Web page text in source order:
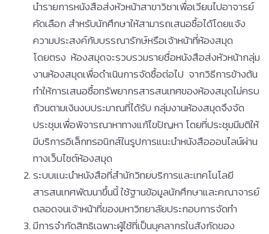
นำรายการหนังสือส่งหัวหน้าสาขาวิชาเพื่อเวียนไปอาจารย์
คัดเลือก สำหรับนักศึกษาให้สามารถเสนอซื้อได้โดยแจ้ง
ความประสงค์กับบรรณารักษ์หรือเจ้าหน้าที่ห้องสมุด
โดยตรง ห้องสมุดจะรวบรวมรายชื่อหนังสือส่งหัวหน้ากลุ่ม
งานห้องสมุดเพื่อดำเนินการจัดซื้อต่อไป จากวิธีการข้างต้น
ทำให้การเสนอซื้อทรัพยากรสารสนเทศของห้องสมุดไม่ครบ
ถ้วนตามเงินงบประมาณที่ได้รับ กลุ่มงานห้องสมุดจึงจัด
ประชุมเพื่อพิจารณาหาทางแก้ไขปัญหา โดยที่ประชุมมีมติให้
มีบริการอิเล็กทรอนิกส์ในรูปการแนะนำหนังสือออนไลน์ผ่าน
ทางเว็บไซต์ห้องสมุด
ระบบแนะนำหนังสือที่สำนักวิทยบริการและเทคโนโลยี
สารสนเทศพัฒนาขึ้นนี้ ใช้ฐานข้อมูลนักศึกษาและคณาจารย์
ตลอดจนเจ้าหน้าที่ของมหาวิทยาลัยประกอบการจัดทำ
มีการจำกัดสิทธิเฉพาะผู้ใช้ที่เป็นบุคลากรในสังกัดของ